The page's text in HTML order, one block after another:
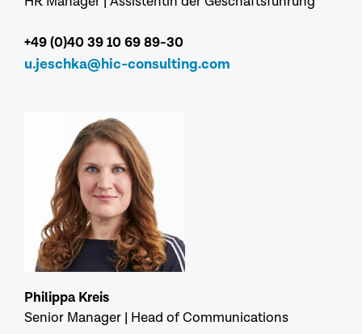
+49 (0)40 39 10 69 89-30
u.jeschka@hic-consulting.com
Philippa Kreis
Senior Manager | Head of Communications